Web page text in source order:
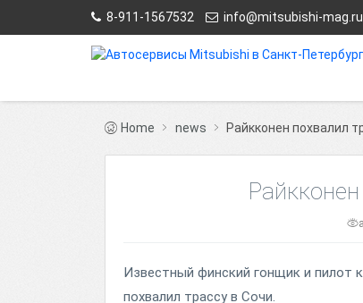
8-911-1567532 info@mitsubishi-mag.ru
Home news Райкконен похвалил
Известный финский гонщик и пилот
похвалил трассу в Сочи.